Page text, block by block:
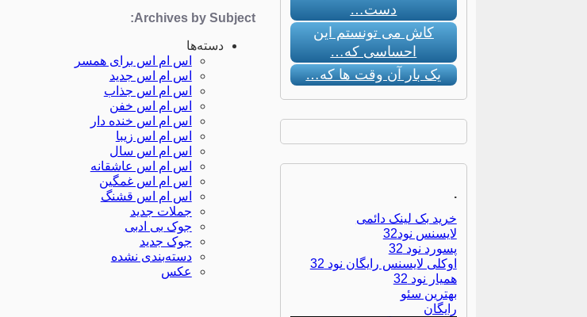
Archives by Subject:
دسته‌ها
اس ام اس برای همسر
اس ام اس جدید
اس ام اس جذاب
اس ام اس خفن
اس ام اس خنده دار
اس ام اس زیبا
اس ام اس سال
اس ام اس عاشقانه
اس ام اس غمگین
اس ام اس قشنگ
جملات جدید
جوک بی ادبی
جوک جدید
دسته‌بندی نشده
عکس
دست…
کاش می تونستم این
احساسی که…
یک بار آن وقت ها که…
.
خرید بک لینک دائمی
لایسنس نود32
پسورد نود 32
اوکلی لایسنس رایگان نود 32
همیار نود 32
بهترین سئو
رایگان